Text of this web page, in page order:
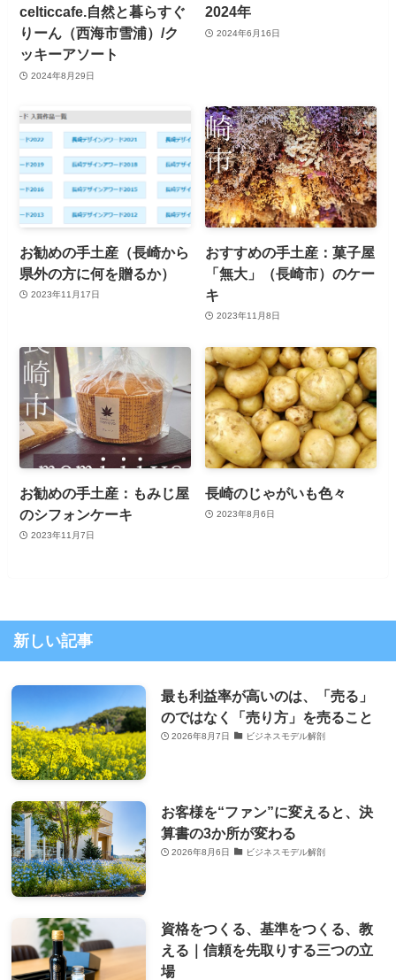
celticcafe.自然と暮らすぐ
りーん（西海市雪浦）/ク
ッキーアソート
2024年8月29日
2024年
2024年6月16日
お勧めの手土産（長崎から
県外の方に何を贈るか）
2023年11月17日
おすすめの手土産：菓子屋
「無大」（長崎市）のケー
キ
2023年11月8日
お勧めの手土産：もみじ屋
のシフォンケーキ
2023年11月7日
長崎のじゃがいも色々
2023年8月6日
新しい記事
最も利益率が高いのは、「売る」
のではなく「売り方」を売ること
2026年8月7日 ビジネスモデル解剖
お客様を“ファン”に変えると、決
算書の3か所が変わる
2026年8月6日 ビジネスモデル解剖
資格をつくる、基準をつくる、教
える｜信頼を先取りする三つの立
場